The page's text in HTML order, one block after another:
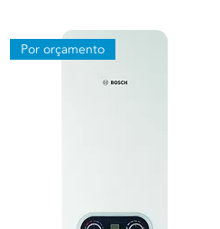
Por orçamento